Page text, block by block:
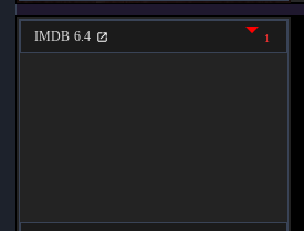
IMDB 6.4 1